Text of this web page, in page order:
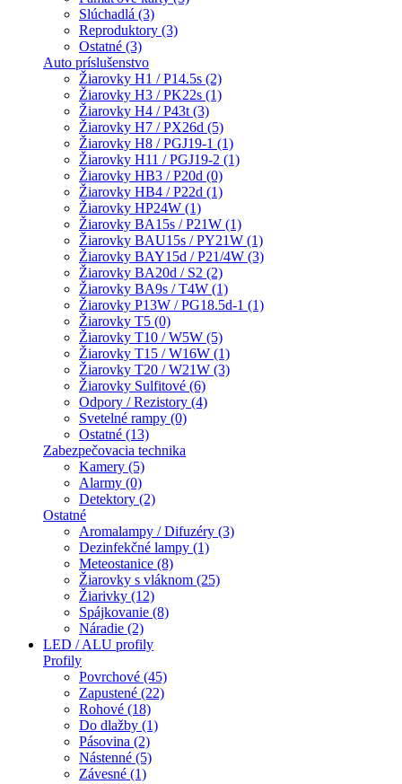
Slúchadlá (3)
Reproduktory (3)
Ostatné (3)
Auto príslušenstvo
Žiarovky H1 / P14.5s (2)
Žiarovky H3 / PK22s (1)
Žiarovky H4 / P43t (3)
Žiarovky H7 / PX26d (5)
Žiarovky H8 / PGJ19-1 (1)
Žiarovky H11 / PGJ19-2 (1)
Žiarovky HB3 / P20d (0)
Žiarovky HB4 / P22d (1)
Žiarovky HP24W (1)
Žiarovky BA15s / P21W (1)
Žiarovky BAU15s / PY21W (1)
Žiarovky BAY15d / P21/4W (3)
Žiarovky BA20d / S2 (2)
Žiarovky BA9s / T4W (1)
Žiarovky P13W / PG18.5d-1 (1)
Žiarovky T5 (0)
Žiarovky T10 / W5W (5)
Žiarovky T15 / W16W (1)
Žiarovky T20 / W21W (3)
Žiarovky Sulfitové (6)
Odpory / Rezistory (4)
Svetelné rampy (0)
Ostatné (13)
Zabezpečovacia technika
Kamery (5)
Alarmy (0)
Detektory (2)
Ostatné
Aromalampy / Difuzéry (3)
Dezinfekčné lampy (1)
Meteostanice (8)
Žiarovky s vláknom (25)
Žiarivky (12)
Spájkovanie (8)
Náradie (2)
LED / ALU profily
Profily
Povrchové (45)
Zapustené (22)
Rohové (18)
Do dlažby (1)
Pásovina (2)
Nástenné (5)
Závesné (1)